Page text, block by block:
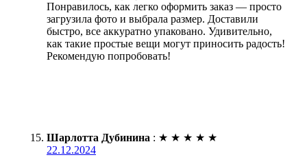
Понравилось, как легко оформить заказ — просто
загрузила фото и выбрала размер. Доставили
быстро, все аккуратно упаковано. Удивительно,
как такие простые вещи могут приносить радость!
Рекомендую попробовать!
Шарлотта Дубинина : ★ ★ ★ ★ ★
22.12.2024